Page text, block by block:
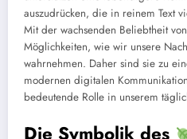
auszudrücken, die in reinem Text
Mit der wachsenden Beliebtheit
Möglichkeiten, wie wir unsere
wahrnehmen. Daher sind sie zu
modernen digitalen
bedeutende Rolle in unserem
Die Symbolik des